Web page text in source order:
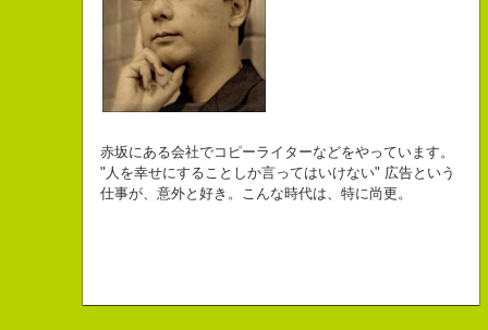
チームVision 事務局長
自己紹介ジェネレーターというサイトがある。試しにやってみた。
こんちゃっ保持壮太郎っていいます。
皆からは「保持壮太郎ピーナッツ」って呼ばれてるよ。
なにがしか書いていられるしごとはとっても
幸せでとっても怖いですが、きょうもなんとか幸せに
生きられてる私は幸せなのかもしれません。
長崎県五島市出身
３６歳
「五島列島はよいところです。
Copy writer
10周年キャンペーン中です。
初対面の人によく言われる。
「きれいな名前ですね」
こう返す。「ええ、名前だけは」
赤坂にある会社でコピーライターなどをやっています。
"人を幸せにすることしか言ってはいけない" 広告という
仕事が、意外と好き。こんな時代は、特に尚更。